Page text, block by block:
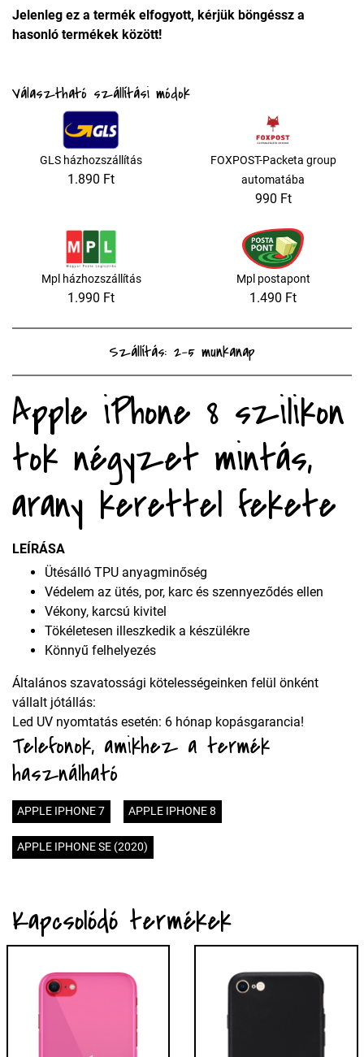
Jelenleg ez a termék elfogyott, kérjük böngéssz a
hasonló termékek között!
Választható szállítási módok
GLS házhozszállítás
1.890 Ft
FOXPOST-Packeta group
automatába
990 Ft
Mpl házhozszállítás
1.990 Ft
Mpl postapont
1.490 Ft
Szállítás: 2-5 munkanap
Apple iPhone 8 szilikon
tok négyzet mintás,
arany kerettel fekete
LEÍRÁSA
Ütésálló TPU anyagminőség
Védelem az ütés, por, karc és szennyeződés ellen
Vékony, karcsú kivitel
Tökéletesen illeszkedik a készülékre
Könnyű felhelyezés
Általános szavatossági kötelességeinken felül önként
vállalt jótállás:
Led UV nyomtatás esetén: 6 hónap kopásgarancia!
Telefonok, amikhez a termék
használható
APPLE IPHONE 7 APPLE IPHONE 8
APPLE IPHONE SE (2020)
Kapcsolódó termékek